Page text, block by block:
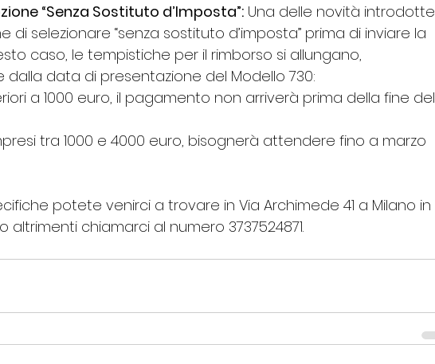
“Senza Sostituto d’Imposta”: Una delle novità introdotte
di selezionare “senza sostituto d’imposta” prima di inviare la
caso, le tempistiche per il rimborso si allungano,
data di presentazione del Modello 730:
a 1000 euro, il pagamento non arriverà prima della fine del
tra 1000 e 4000 euro, bisognerà attendere fino a marzo
potete venirci a trovare in Via Archimede 41 a Milano in
altrimenti chiamarci al numero 3737524871.